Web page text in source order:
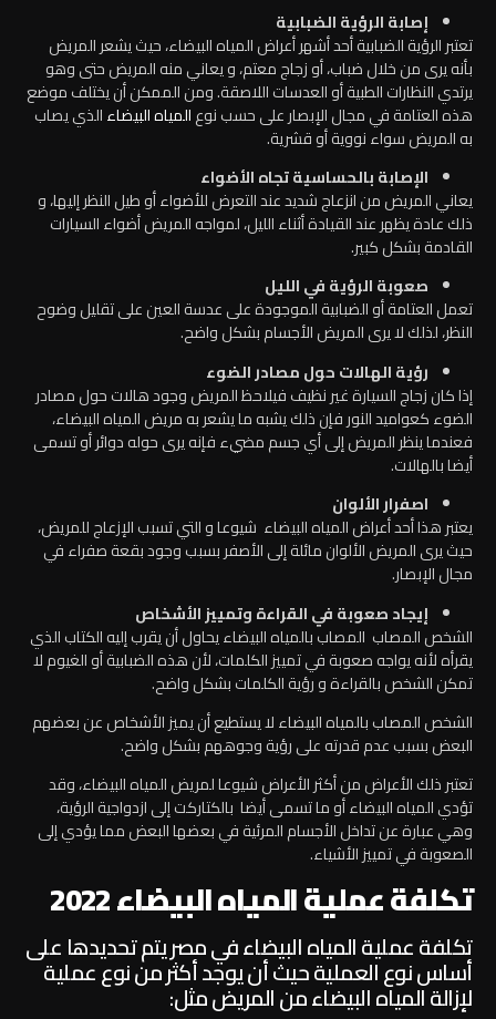
إصابة الرؤية الضبابية
تعتبر الرؤية الضبابية أحد أشهر أعراض المياه البيضاء، حيث يشعر المريض
بأنه يرى من خلال ضباب، أو زجاج معتم، و يعاني منه المريض حتى وهو
يرتدي النظارات الطبية أو العدسات اللاصقة. ومن الممكن أن يختلف موضع
هذه العتامة في مجال الإبصار على حسب نوعالمياه البيضاءالذي يصاب
به المريض سواء نووية أو قشرية.
الإصابة بالحساسية تجاه الأضواء
يعاني المريض من انزعاج شديد عند التعرض للأضواء أو طيل النظر إليها، و
ذلك عادة يظهر عند القيادة أثناء الليل، لمواجه المريض أضواء السيارات
القادمة بشكل كبير.
صعوبة الرؤية في الليل
تعمل العتامة أو الضبابية الموجودة على عدسة العين على تقليل وضوح
النظر، لذلك لا يرى المريض الأجسام بشكل واضح.
رؤية الهالات حول مصادر الضوء
إذا كان زجاج السيارة غير نظيف فيلاحظ المريض وجود هالات حول مصادر
الضوء كعواميد النور فإن ذلك يشبه ما يشعر به مريض المياه البيضاء،
فعندما ينظر المريض إلى أي جسم مضيء فإنه يرى حوله دوائر أو تسمى
أيضا بالهالات.
اصفرار الألوان
يعتبر هذا أحد أعراض المياه البيضاء شيوعا و التي تسبب الإزعاج للمريض،
حيث يرى المريض الألوان مائلة إلى الأصفر بسبب وجود بقعة صفراء في
مجال الإبصار.
إيجاد صعوبة في القراءة وتمييز الأشخاص
الشخص المصاب المصاب بالمياه البيضاء يحاول أن يقرب إليه الكتاب الذي
يقرأه لأنه يواجه صعوبة في تمييز الكلمات، لأن هذه الضبابية أو الغيوم لا
تمكن الشخص بالقراءة و رؤية الكلمات بشكل واضح.
الشخص المصاب بالمياه البيضاء لا يستطيع أن يميز الأشخاص عن بعضهم
البعض بسبب عدم قدرته على رؤية وجوههم بشكل واضح.
تعتبر ذلك الأعراض من أكثر الأعراض شيوعا لمريض المياه البيضاء، وقد
تؤدي المياه البيضاء أو ما تسمى أيضا بالكتاركت إلى ازدواجية الرؤية،
وهي عبارة عن تداخل الأجسام المرئية في بعضها البعض مما يؤدي إلى
الصعوبة في تمييز الأشياء.
تكلفة عملية المياه البيضاء 2022
تكلفة عملية المياه البيضاء في مصر يتم تحديدها على
أساس نوع العملية حيث أن يوجد أكثر من نوع عملية
لإزالة المياه البيضاء من المريض مثل: